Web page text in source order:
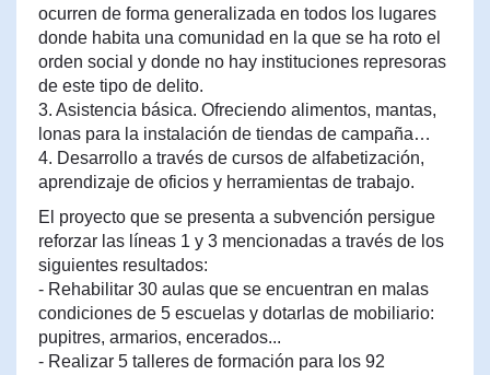
ocurren de forma generalizada en todos los lugares
donde habita una comunidad en la que se ha roto el
orden social y donde no hay instituciones represoras
de este tipo de delito.
3. Asistencia básica. Ofreciendo alimentos, mantas,
lonas para la instalación de tiendas de campaña…
4. Desarrollo a través de cursos de alfabetización,
aprendizaje de oficios y herramientas de trabajo.
El proyecto que se presenta a subvención persigue
reforzar las líneas 1 y 3 mencionadas a través de los
siguientes resultados:
- Rehabilitar 30 aulas que se encuentran en malas
condiciones de 5 escuelas y dotarlas de mobiliario:
pupitres, armarios, encerados...
- Realizar 5 talleres de formación para los 92